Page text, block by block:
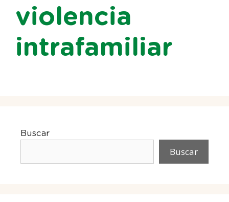
violencia
intrafamiliar
Buscar
Buscar